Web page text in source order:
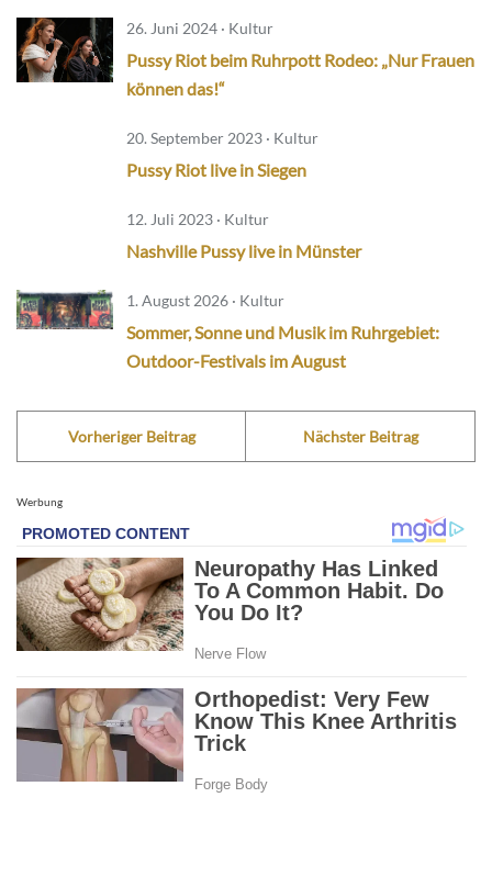
26. Juni 2024 · Kultur
Pussy Riot beim Ruhrpott Rodeo: „Nur Frauen
können das!“
20. September 2023 · Kultur
Pussy Riot live in Siegen
12. Juli 2023 · Kultur
Nashville Pussy live in Münster
1. August 2026 · Kultur
Sommer, Sonne und Musik im Ruhrgebiet:
Outdoor-Festivals im August
Vorheriger Beitrag Nächster Beitrag
Werbung